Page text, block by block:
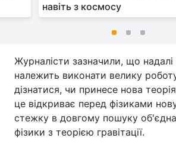
навіть з космосу
Журналісти зазначили, що
належить виконати велику
дізнатися, чи принесе нова
це відкриває перед фізиками
стежку в довгому пошуку
фізики з теорією гравітації.